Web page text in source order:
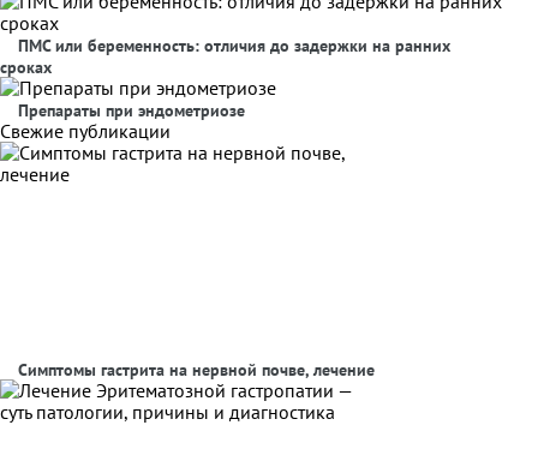
ПМС или беременность: отличия до задержки на ранних
сроках
Препараты при эндометриозе
Свежие публикации
Симптомы гастрита на нервной почве, лечение